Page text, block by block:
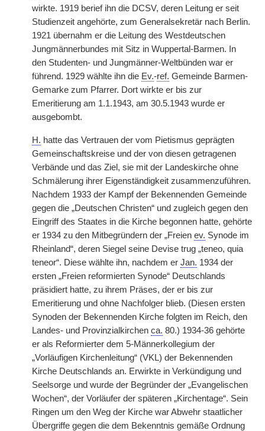
wirkte. 1919 berief ihn die DCSV, deren Leitung er seit
Studienzeit angehörte, zum Generalsekretär nach Berlin.
1921 übernahm er die Leitung des Westdeutschen
Jungmännerbundes mit Sitz in Wuppertal-Barmen. In
den Studenten- und Jungmänner-Weltbünden war er
führend. 1929 wählte ihn die Ev.-ref. Gemeinde Barmen-
Gemarke zum Pfarrer. Dort wirkte er bis zur
Emeritierung am 1.1.1943, am 30.5.1943 wurde er
ausgebombt.
H. hatte das Vertrauen der vom Pietismus geprägten
Gemeinschaftskreise und der von diesen getragenen
Verbände und das Ziel, sie mit der Landeskirche ohne
Schmälerung ihrer Eigenständigkeit zusammenzuführen.
Nachdem 1933 der Kampf der Bekennenden Gemeinde
gegen die „Deutschen Christen“ und zugleich gegen den
Eingriff des Staates in die Kirche begonnen hatte, gehörte
er 1934 zu den Mitbegründern der „Freien ev. Synode im
Rheinland“, deren Siegel seine Devise trug „teneo, quia
teneor“. Diese wählte ihn, nachdem er Jan. 1934 der
ersten „Freien reformierten Synode“ Deutschlands
präsidiert hatte, zu ihrem Präses, der er bis zur
Emeritierung und ohne Nachfolger blieb. (Diesen ersten
Synoden der Bekennenden Kirche folgten im Reich, den
Landes- und Provinzialkirchen ca. 80.) 1934-36 gehörte
er als Reformierter dem 5-Männerkollegium der
„Vorläufigen Kirchenleitung“ (VKL) der Bekennenden
Kirche Deutschlands an. Erwirkte in Verkündigung und
Seelsorge und wurde der Begründer der „Evangelischen
Wochen“, der Vorläufer der späteren „Kirchentage“. Sein
Ringen um den Weg der Kirche war Abwehr staatlicher
Übergriffe gegen die dem Bekenntnis gemäße Ordnung